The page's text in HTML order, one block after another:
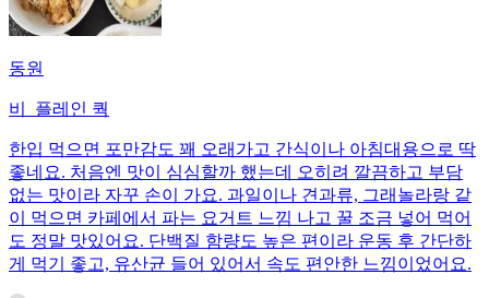
동원
비_플레인 쿽
한입 먹으면 포만감도 꽤 오래가고 간식이나 아침대용으로 딱
좋네요. 처음엔 맛이 심심할까 했는데 오히려 깔끔하고 부담
없는 맛이라 자꾸 손이 가요. 과일이나 견과류, 그래놀라랑 같
이 먹으면 카페에서 파는 요거트 느낌 나고 꿀 조금 넣어 먹어
도 정말 맛있어요. 단백질 함량도 높은 편이라 운동 후 간단하
게 먹기 좋고, 유산균 들어 있어서 속도 편안한 느낌이었어요.